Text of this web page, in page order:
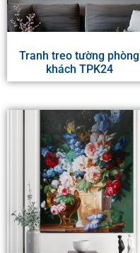
Tranh treo tường phòng
khách TPK24